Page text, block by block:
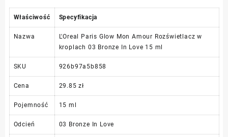
Właściwość Specyfikacja
Nazwa
L'Oreal Paris Glow Mon Amour Rozświetlacz w
kroplach 03 Bronze In Love 15 ml
SKU 926b97a5b858
Cena 29.85 zł
Pojemność 15 ml
Odcień 03 Bronze In Love